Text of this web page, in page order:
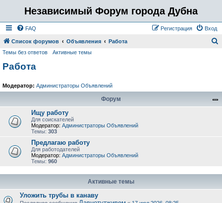
Независимый Форум города Дубна
FAQ Вход
Регистрация
Список форумов Объявления Работа
Темы без ответов Активные темы
Работа
Модератор: Администраторы Объявлений
Форум
Ищу работу
Для соискателей
Модератор: Администраторы Объявлений
Темы: 303
Предлагаю работу
Для работодателей
Модератор: Администраторы Объявлений
Темы: 960
Активные темы
Уложить трубы в канаву